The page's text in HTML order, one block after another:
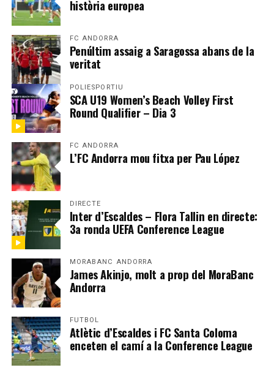
història europea
FC ANDORRA
Penúltim assaig a Saragossa abans de la
veritat
POLIESPORTIU
SCA U19 Women’s Beach Volley First
Round Qualifier – Dia 3
FC ANDORRA
L’FC Andorra mou fitxa per Pau López
DIRECTE
Inter d’Escaldes – Flora Tallin en directe:
3a ronda UEFA Conference League
MORABANC ANDORRA
James Akinjo, molt a prop del MoraBanc
Andorra
FUTBOL
Atlètic d’Escaldes i FC Santa Coloma
enceten el camí a la Conference League